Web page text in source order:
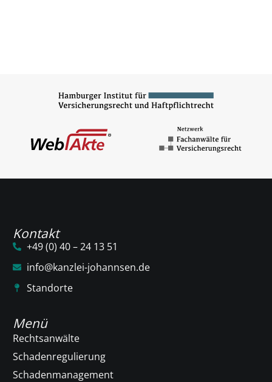
Kontakt
+49 (0) 40 – 24 13 51
info@kanzlei-johannsen.de
Standorte
Menü
Rechtsanwälte
Schadenregulierung
Schadenmanagement